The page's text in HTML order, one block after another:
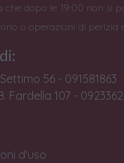
che dopo le 19:00 non si
o operazioni di perizia
56 - 091581863
Fardella 107 -
d'uso